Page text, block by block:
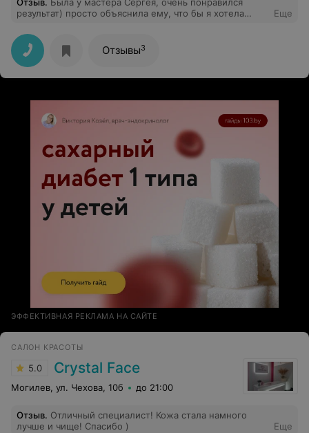
результат) просто объяснила ему, что бы я хотела
отличии от тех парикмахеров, что спрашивают каждый
шаг)
Еще
Отзывы3
ЭФФЕКТИВНАЯ РЕКЛАМА НА САЙТЕ
САЛОН КРАСОТЫ
5.0 Crystal Face
Могилев, ул. Чехова, 10б до 21:00
Отзыв. Отличный специалист! Кожа стала намного
лучше и чище! Спасибо )
Еще